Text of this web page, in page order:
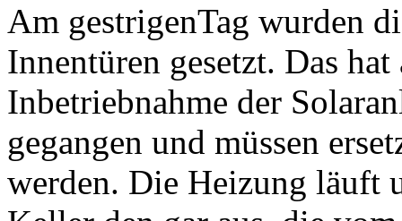
Am gestrigenTag wurden
Innentüren gesetzt. Das
Inbetriebnahme der
gegangen und müssen
werden. Die Heizung läuft